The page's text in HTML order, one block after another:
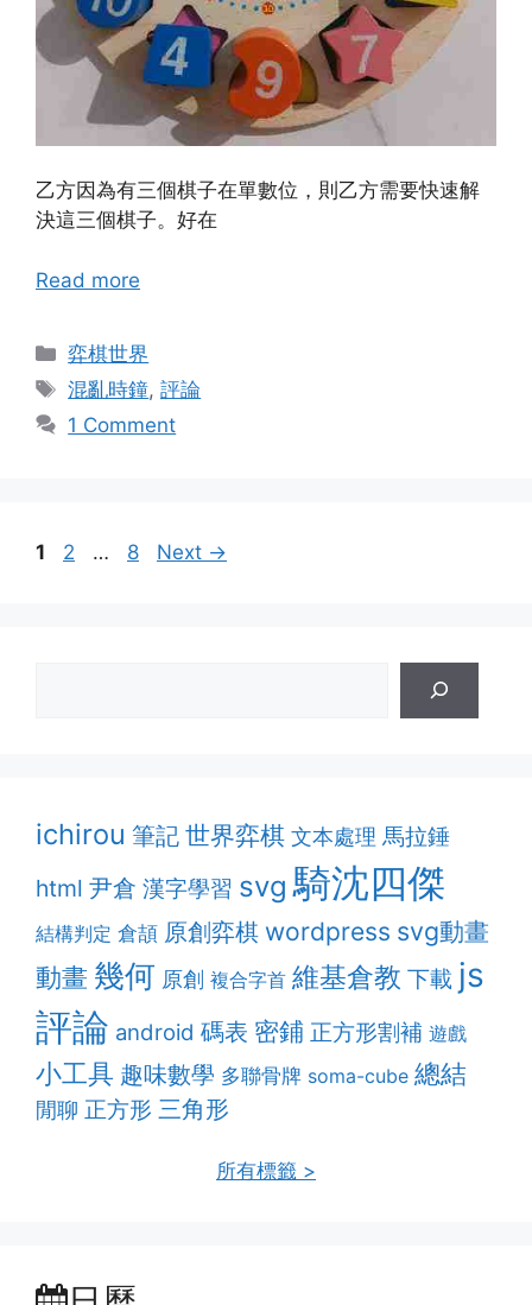
乙方因為有三個棋子在單數位，則乙方需要快速解
決這三個棋子。好在
Read more
Categories
弈棋世界
Tags
混亂時鐘,評論
1 Comment
Page
1 Page
2 … Page
8 Next →
ichirou 筆記 世界弈棋 文本處理 馬拉錘
html 尹倉 漢字學習 svg 騎沈四傑
結構判定 倉頡 原創弈棋 wordpress svg動畫
動畫 幾何 原創 複合字首 維基倉教 下載 js
評論 android 碼表 密鋪 正方形割補 遊戲
小工具 趣味數學 多聯骨牌 soma-cube 總結
閒聊 正方形 三角形
所有標籤 >